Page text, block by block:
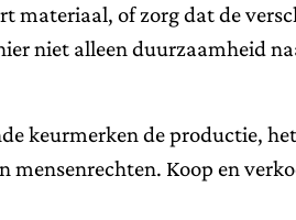
materiaal, of zorg dat de
niet alleen duurzaamheid
keurmerken de productie,
mensenrechten. Koop en